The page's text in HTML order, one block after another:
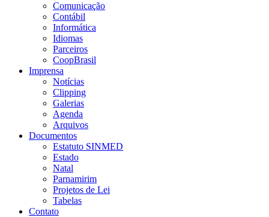
Comunicação
Contábil
Informática
Idiomas
Parceiros
CoopBrasil
Imprensa
Notícias
Clipping
Galerias
Agenda
Arquivos
Documentos
Estatuto SINMED
Estado
Natal
Parnamirim
Projetos de Lei
Tabelas
Contato